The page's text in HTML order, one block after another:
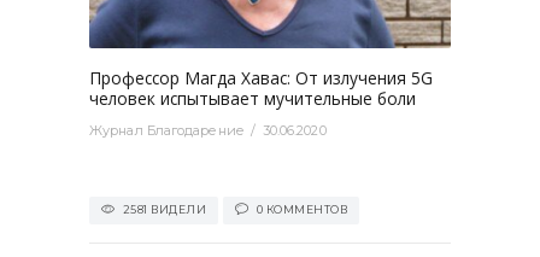
Профессор Магда Хавас: От излучения 5G
человек испытывает мучительные боли
Журнал Благодарение 30.06.2020
2581 ВИДЕЛИ 0 КОММЕНТОВ